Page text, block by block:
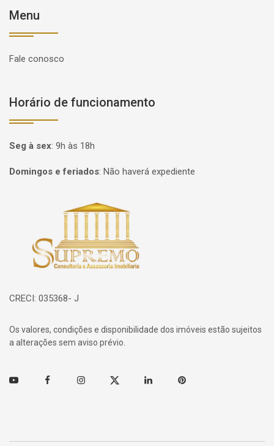
Menu
Fale conosco
Horário de funcionamento
Seg à sex: 9h às 18h
Domingos e feriados: Não haverá expediente
Página inicial
CRECI: 035368- J
Os valores, condições e disponibilidade dos imóveis estão sujeitos
a alterações sem aviso prévio.
Youtube FacebookInstagramTwitter Linkedin Pinterest